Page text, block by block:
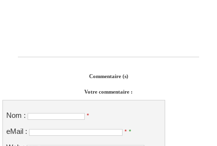
Commentaire (s)
Votre commentaire :
Nom : *
eMail : * *